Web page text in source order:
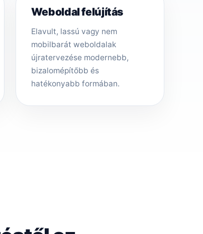
Weboldal felújítás
Elavult, lassú vagy nem
mobilbarát weboldalak
újratervezése modernebb,
bizalomépítőbb és
hatékonyabb formában.